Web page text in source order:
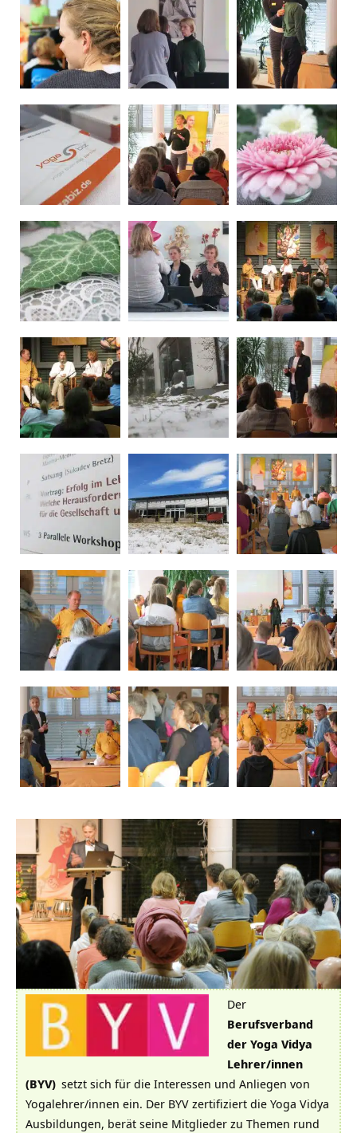
Der
Berufsverband
der Yoga Vidya
Lehrer/innen
(BYV) setzt sich für die Interessen und Anliegen von
Yogalehrer/innen ein. Der BYV zertifiziert die Yoga Vidya
Ausbildungen, berät seine Mitglieder zu Themen rund